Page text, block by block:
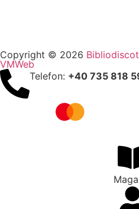
Copyright © 2026
VMWeb
Telefon: +40 735 818